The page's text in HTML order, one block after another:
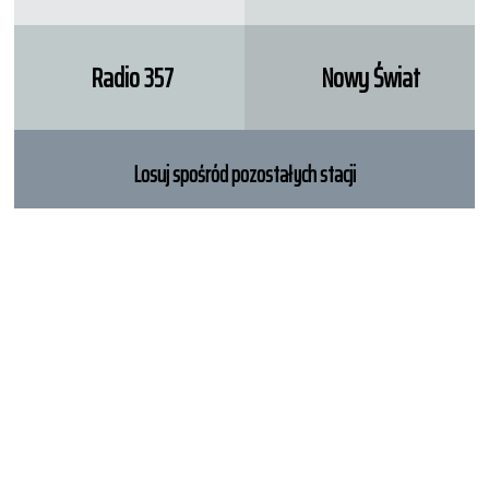
Radio 357 Nowy Świat
Losuj spośród pozostałych stacji